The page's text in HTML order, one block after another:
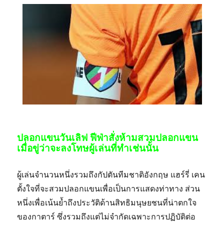
ปลอกแขนวันเลิฟ ฟีฟ่าสั่งห้ามสวมปลอกแขน
เมื่อขู่ว่าจะลงโทษผู้เล่นที่ทำเช่นนั้น
ผู้เล่นจำนวนหนึ่งรวมถึงกัปตันทีมชาติอังกฤษ แฮร์รี่ เคน
ตั้งใจที่จะสวมปลอกแขนเพื่อเป็นการแสดงท่าทาง ส่วน
หนึ่งเพื่อเน้นย้ำถึงประวัติด้านสิทธิมนุษยชนที่น่าตกใจ
ของกาตาร์ ซึ่งรวมถึงแต่ไม่จำกัดเฉพาะการปฏิบัติต่อ